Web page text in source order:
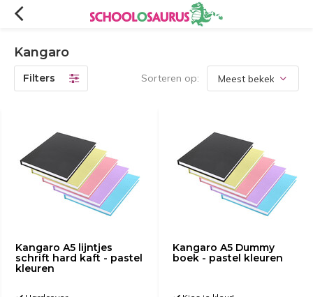
Kangaro
Filters Sorteren op:
Kangaro A5 lijntjes
schrift hard kaft - pastel
kleuren
Kangaro A5 Dummy
boek - pastel kleuren